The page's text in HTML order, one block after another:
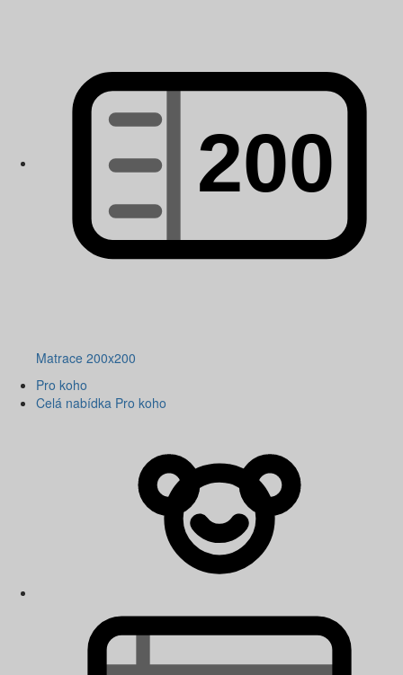
Matrace 200x200
Pro koho
Celá nabídka Pro koho